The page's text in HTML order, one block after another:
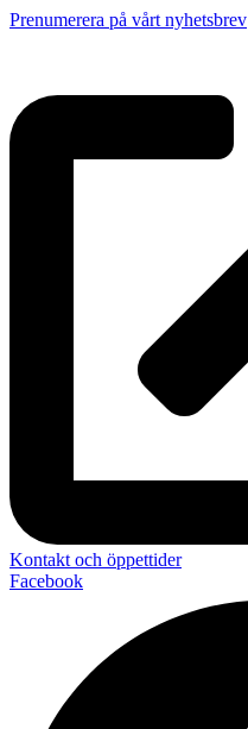
Prenumerera på vårt nyhetsbrev
Kontakt och öppettider
Facebook